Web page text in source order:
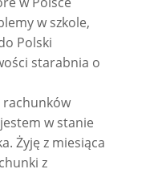
w szkole,
Polski
starabnia o
rachunków
w stanie
Żyję z miesiąca
z